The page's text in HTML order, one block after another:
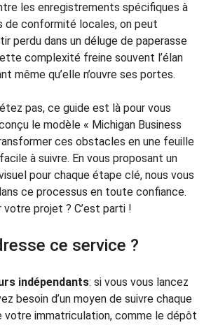
les enregistrements spécifiques à
de conformité locales, on peut
perdu dans un déluge de paperasse
complexité freine souvent l’élan
même qu’elle n’ouvre ses portes.
pas, ce guide est là pour vous
le modèle « Michigan Business
ces obstacles en une feuille
à suivre. En vous proposant un
pour chaque étape clé, nous vous
ce processus en toute confiance.
projet ? C’est parti !
ce service ?
indépendants: si vous vous lancez
besoin d’un moyen de suivre chaque
votre immatriculation, comme le dépôt